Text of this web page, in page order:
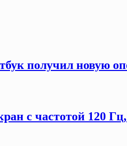
получил новую
с частотой 120